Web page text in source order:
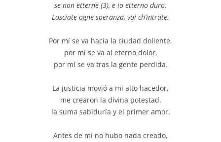
se non etterne (3), e io etterno duro.
Lasciate ogne speranza, voi ch’intrate.
Por mí se va hacia la ciudad doliente,
por mí se va al eterno dolor,
por mí se va tras la gente perdida.
La justicia movió a mi alto hacedor,
me crearon la divina potestad,
la suma sabiduría y el primer amor.
Antes de mí no hubo nada creado,